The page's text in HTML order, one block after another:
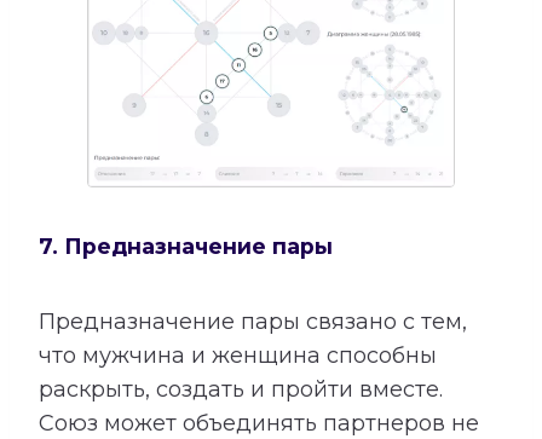
7. Предназначение пары
Предназначение пары связано с тем,
что мужчина и женщина способны
раскрыть, создать и пройти вместе.
Союз может объединять партнеров не